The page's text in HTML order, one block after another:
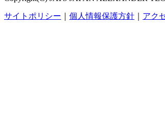
サイトポリシー 個人情報保護方針 アク